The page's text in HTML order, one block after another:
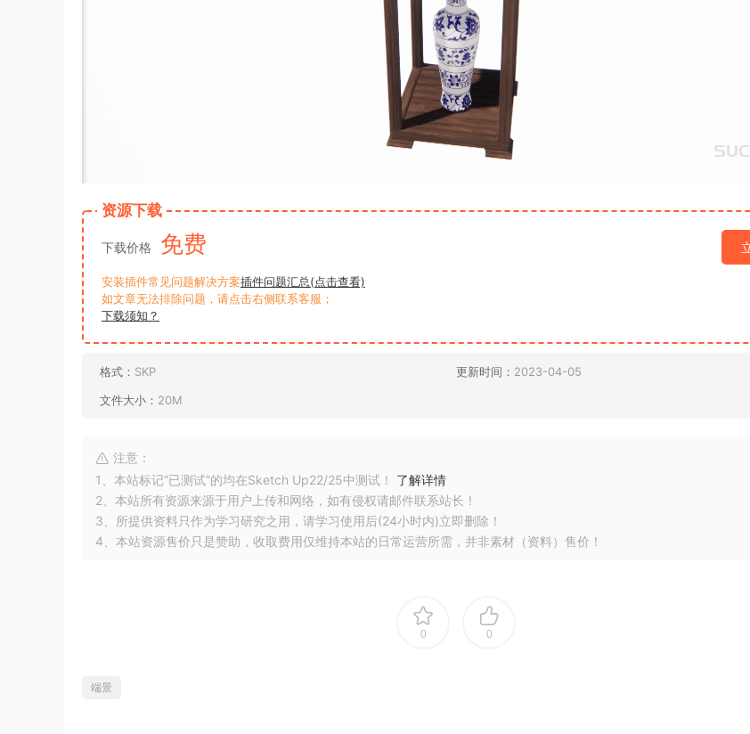
资源下载
下载价格 免费
安装插件常见问题解决方案插件问题汇总(点击查看)
如文章无法排除问题，请点击右侧联系客服；
下载须知？
格式： SKP 更新时间： 2023-04-05
文件大小： 20M
注意：
1、本站标记“已测试”的均在Sketch Up22/25中测试！ 了解详情
2、本站所有资源来源于用户上传和网络，如有侵权请邮件联系站长！
3、所提供资料只作为学习研究之用，请学习使用后(24小时内)立即删除！
4、本站资源售价只是赞助，收取费用仅维持本站的日常运营所需，并非素材（资料）售价！
0 0
端景